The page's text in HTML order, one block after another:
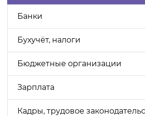
Банки
Бухучёт, налоги
Бюджетные организации
Зарплата
Кадры, трудовое